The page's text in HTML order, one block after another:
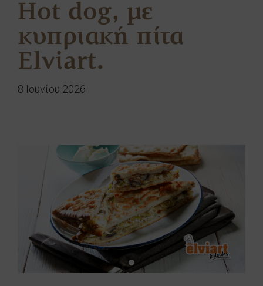
Hot dog, με
κυπριακή πίτα
Elviart.
8 Ιουνίου 2026